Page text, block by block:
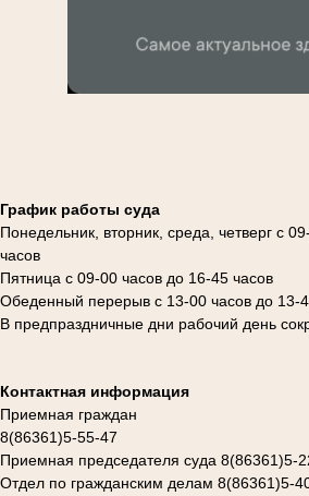
График работы суда
Понедельник, вторник, среда, четверг с
часов
Пятница с 09-00 часов до 16-45 часов
Обеденный перерыв с 13-00 часов до 13-
В предпраздничные дни рабочий день
Контактная информация
Приемная граждан
8(86361)5-55-47
Приемная председателя суда 8(86361)5-
Отдел по гражданским делам 8(86361)5-